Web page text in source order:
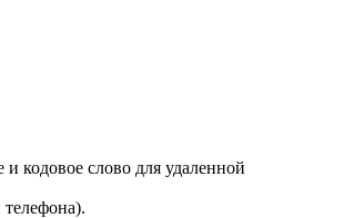
кодовое слово для удаленной